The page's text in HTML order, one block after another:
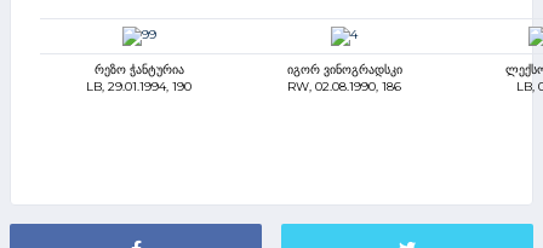
რეზო ჭანტურია
LB, 29.01.1994, 190
იგორ ვინოგრადსკი
RW, 02.08.1990, 186
LB,